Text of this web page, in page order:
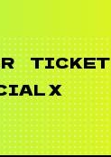
TICKET
X